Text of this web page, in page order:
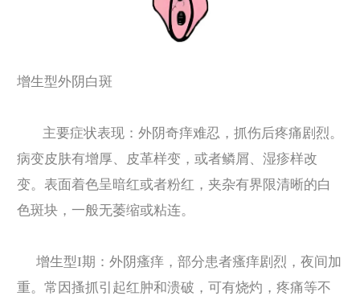
增生型外阴白斑
主要症状表现：外阴奇痒难忍，抓伤后疼痛剧烈。
病变皮肤有增厚、皮革样变，或者鳞屑、湿疹样改
变。表面着色呈暗红或者粉红，夹杂有界限清晰的白
色斑块，一般无萎缩或粘连。
增生型I期：外阴瘙痒，部分患者瘙痒剧烈，夜间加
重。常因搔抓引起红肿和溃破，可有烧灼，疼痛等不